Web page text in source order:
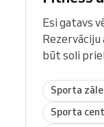
Esi gatavs
būt soli
Sporta
Sporta